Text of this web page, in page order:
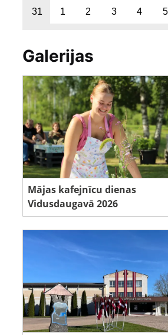
31 1 2 3 4 5
Galerijas
Mājas kafejnīcu dienas
Vidusdaugavā 2026